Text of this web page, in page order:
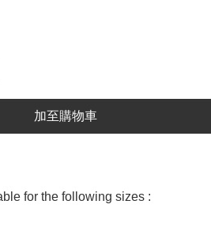
加至購物車
for the following sizes :